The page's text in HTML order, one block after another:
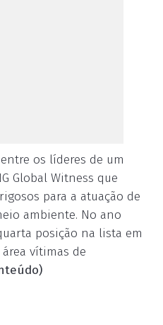
os líderes de um
Global Witness que
para a atuação de
ambiente. No ano
posição na lista em
vítimas de